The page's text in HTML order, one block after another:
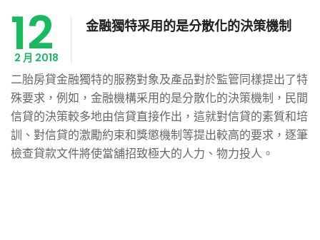
12
2 月 2018
金融獨特采用的是分散化的決策機制
二胎房貸金融獨特的服務對象及產品對於監管同樣提出了特
殊要求，例如，金融機構采用的是分散化的決策機制，民間
信貸的決策較多地由信貸直接作出，這就對信貸的素質和培
訓、對信貸的激勵約束和獎懲機制等提出較高的要求，逐筆
檢查貸款文件將使當舖招致極大的人力、物力投人。